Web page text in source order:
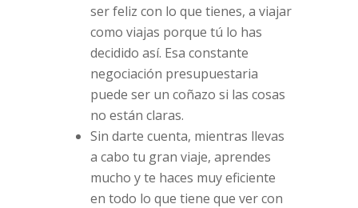
ser feliz con lo que tienes, a viajar
como viajas porque tú lo has
decidido así. Esa constante
negociación presupuestaria
puede ser un coñazo si las cosas
no están claras.
Sin darte cuenta, mientras llevas
a cabo tu gran viaje, aprendes
mucho y te haces muy eficiente
en todo lo que tiene que ver con